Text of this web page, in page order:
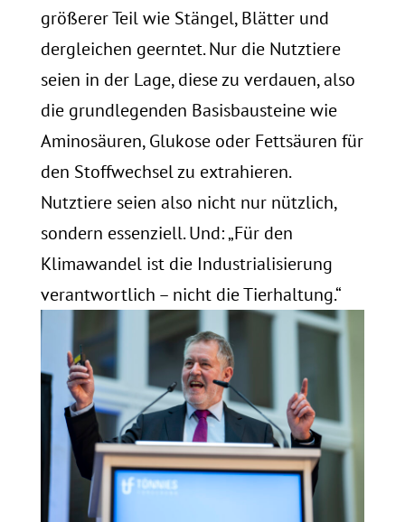
größerer Teil wie Stängel, Blätter und
dergleichen geerntet. Nur die Nutztiere
seien in der Lage, diese zu verdauen, also
die grundlegenden Basisbausteine wie
Aminosäuren, Glukose oder Fettsäuren für
den Stoffwechsel zu extrahieren.
Nutztiere seien also nicht nur nützlich,
sondern essenziell. Und: „Für den
Klimawandel ist die Industrialisierung
verantwortlich – nicht die Tierhaltung.“